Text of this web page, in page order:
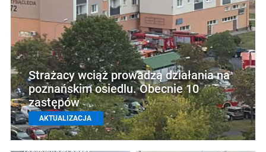
Strażacy wciąż prowadzą działania na
poznańskim osiedlu. Obecnie 10
zastępów
AKTUALIZACJA